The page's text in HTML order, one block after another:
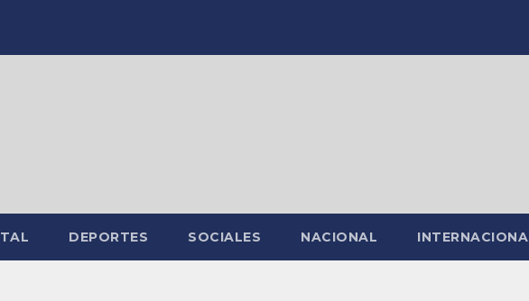
DEPORTES SOCIALES NACIONAL